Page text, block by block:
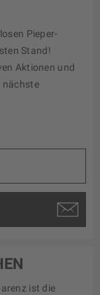
Pieper-
Stand!
Aktionen und
nächste
ist die